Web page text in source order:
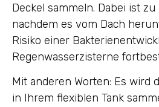
Deckel sammeln. Dabei ist
nachdem es vom Dach
Risiko einer
Regenwasserzisterne
Mit anderen Worten: Es wird
in Ihrem flexiblen Tank